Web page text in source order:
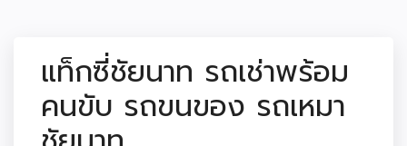
แท็กซี่ชัยนาท รถเช่าพร้อม
คนขับ รถขนของ รถเหมา